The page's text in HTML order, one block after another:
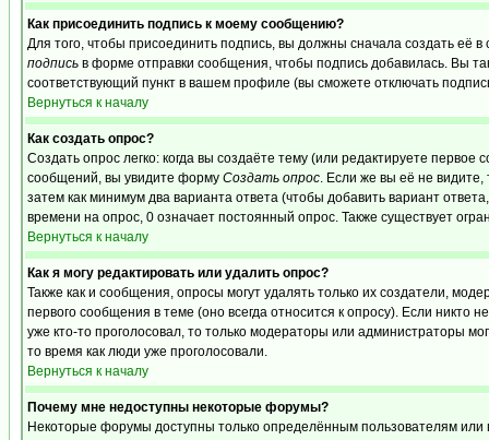
Как присоединить подпись к моему сообщению?
Для того, чтобы присоединить подпись, вы должны сначала создать её
подпись в форме отправки сообщения, чтобы подпись добавилась. Вы
соответствующий пункт в вашем профиле (вы сможете отключать
Вернуться к началу
Как создать опрос?
Создать опрос легко: когда вы создаёте тему (или редактируете
сообщений, вы увидите форму Создать опрос. Если же вы её не видите,
затем как минимум два варианта ответа (чтобы добавить вариант
времени на опрос, 0 означает постоянный опрос. Также существует
Вернуться к началу
Как я могу редактировать или удалить опрос?
Также как и сообщения, опросы могут удалять только их создатели,
первого сообщения в теме (оно всегда относится к опросу). Если никто
уже кто-то проголосовал, то только модераторы или администраторы
то время как люди уже проголосовали.
Вернуться к началу
Почему мне недоступны некоторые форумы?
Некоторые форумы доступны только определённым пользователям или